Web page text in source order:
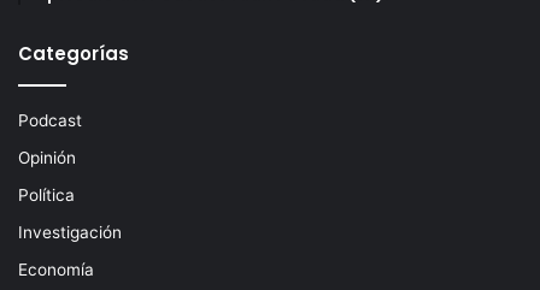
Categorías
Podcast
Opinión
Política
Investigación
Economía